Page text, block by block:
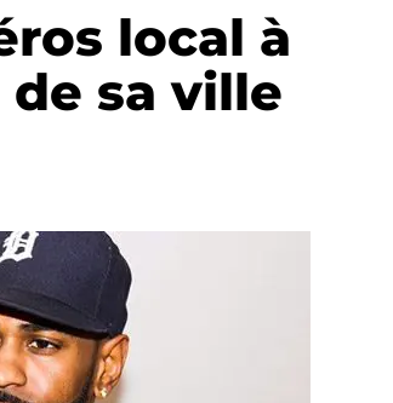
local à
sa ville